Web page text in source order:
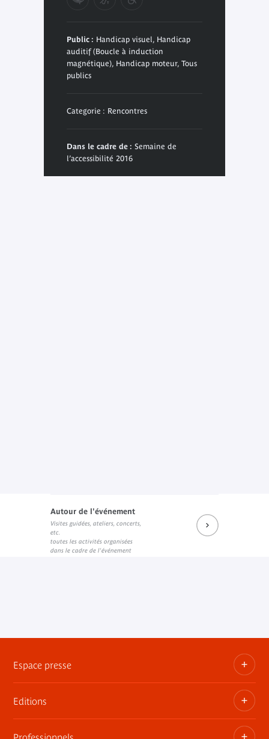
Public : Handicap visuel, Handicap
auditif (Boucle à induction
magnétique), Handicap moteur, Tous
publics
Categorie : Rencontres
Dans le cadre de : Semaine de
l’accessibilité 2016
Autour de l'événement
Visites guidées, ateliers, concerts,
etc.
toutes les activités organisées
dans le cadre de l'événement
Espace presse
Dossiers, communiqués, bandes annonces
Contact presse
Editions